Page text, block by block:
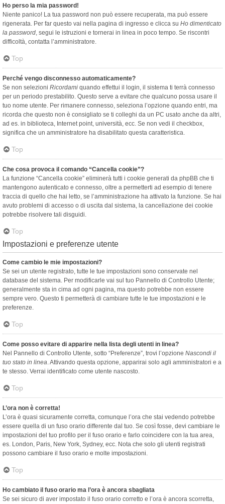
Ho perso la mia password!
Niente panico! La tua password non può essere recuperata, ma può essere
rigenerata. Per far questo vai nella pagina di ingresso e clicca su Ho dimenticato
la password, segui le istruzioni e tornerai in linea in poco tempo. Se riscontri
difficoltà, contatta l’amministratore.
Top
Perché vengo disconnesso automaticamente?
Se non selezioni Ricordami quando effettui il login, il sistema ti terrà connesso
per un periodo prestabilito. Questo serve a evitare che qualcuno possa usare il
tuo nome utente. Per rimanere connesso, seleziona l’opzione quando entri, ma
ricorda che questo non è consigliato se ti colleghi da un PC usato anche da altri,
ad es. in biblioteca, Internet point, università, ecc. Se non vedi il checkbox,
significa che un amministratore ha disabilitato questa caratteristica.
Top
Che cosa provoca il comando “Cancella cookie”?
La funzione “Cancella cookie” eliminerà tutti i cookie generati da phpBB che ti
mantengono autenticato e connesso, oltre a permetterti ad esempio di tenere
traccia di quello che hai letto, se l’amministrazione ha attivato la funzione. Se hai
avuto problemi di accesso o di uscita dal sistema, la cancellazione dei cookie
potrebbe risolvere tali disguidi.
Top
Impostazioni e preferenze utente
Come cambio le mie impostazioni?
Se sei un utente registrato, tutte le tue impostazioni sono conservate nel
database del sistema. Per modificarle vai sul tuo Pannello di Controllo Utente;
generalmente sta in cima ad ogni pagina, ma questo potrebbe non essere
sempre vero. Questo ti permetterà di cambiare tutte le tue impostazioni e le
preferenze.
Top
Come posso evitare di apparire nella lista degli utenti in linea?
Nel Pannello di Controllo Utente, sotto “Preferenze”, trovi l’opzione Nascondi il
tuo stato in linea. Attivando questa opzione, apparirai solo agli amministratori e a
te stesso. Verrai identificato come utente nascosto.
Top
L’ora non è corretta!
L’ora è quasi sicuramente corretta, comunque l’ora che stai vedendo potrebbe
essere quella di un fuso orario differente dal tuo. Se così fosse, devi cambiare le
impostazioni del tuo profilo per il fuso orario e farlo coincidere con la tua area,
es. London, Paris, New York, Sydney, ecc. Nota che solo gli utenti registrati
possono cambiare il fuso orario e molte impostazioni.
Top
Ho cambiato il fuso orario ma l’ora è ancora sbagliata
Se sei sicuro di aver impostato il fuso orario corretto e l’ora è ancora scorretta,